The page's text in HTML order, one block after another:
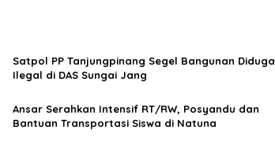
Satpol PP Tanjungpinang Segel Bangunan Diduga
Ilegal di DAS Sungai Jang
Ansar Serahkan Intensif RT/RW, Posyandu dan
Bantuan Transportasi Siswa di Natuna